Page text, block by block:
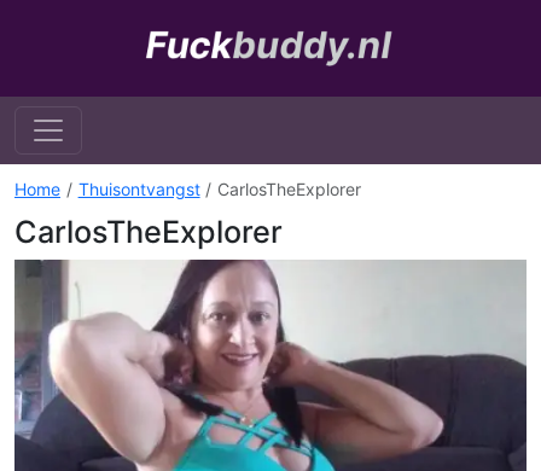
Home Thuisontvangst CarlosTheExplorer
CarlosTheExplorer